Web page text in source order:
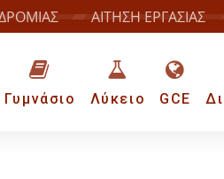
ΑΙΤΗΣΗ ΕΡΓΑΣΙΑΣ
Γυμνάσιο Λύκειο GCE